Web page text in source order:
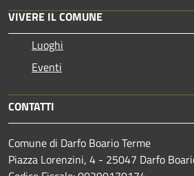
VIVERE IL COMUNE
Luoghi
Eventi
CONTATTI
Comune di Darfo Boario Terme
Piazza Lorenzini, 4 - 25047 Darfo